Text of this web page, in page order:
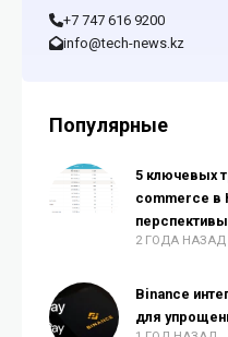
+7 747 616 9200
info@tech-news.kz
Популярные
5 ключевых
commerce в
перспективы
2 ГОДА НАЗАД
Binance интегрирует Apple
для